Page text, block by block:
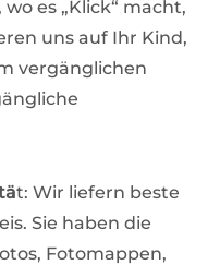
es „Klick“ macht,
uns auf Ihr Kind,
vergänglichen
t: Wir liefern beste
Sie haben die
Fotomappen,